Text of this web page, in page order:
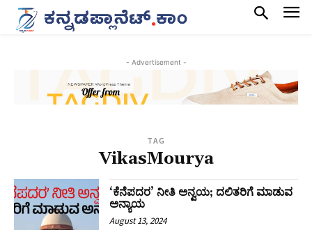
- Advertisement -
TAG
VikasMourya
‘ಕೆನೆಪದರ’ ನೀತಿ ಅನ್ವಯ; ದಲಿತರಿಗೆ ಮಾಡುವ
ಅನ್ಯಾಯ
August 13, 2024